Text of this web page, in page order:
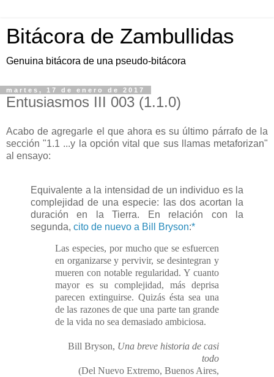
Bitácora de Zambullidas
Genuina bitácora de una pseudo-bitácora
martes, 17 de enero de 2017
Entusiasmos III 003 (1.1.0)
Acabo de agregarle el que ahora es su último párrafo de la
sección "1.1 ...y la opción vital que sus llamas metaforizan"
al ensayo:
Equivalente a la intensidad de un individuo es la
complejidad de una especie: las dos acortan la
duración en la Tierra. En relación con la
segunda, cito de nuevo a Bill Bryson:*
Las especies, por mucho que se esfuercen
en organizarse y pervivir, se desintegran y
mueren con notable regularidad. Y cuanto
mayor es su complejidad, más deprisa
parecen extinguirse. Quizás ésta sea una
de las razones de que una parte tan grande
de la vida no sea demasiado ambiciosa.
Bill Bryson, Una breve historia de casi
todo
(Del Nuevo Extremo, Buenos Aires,